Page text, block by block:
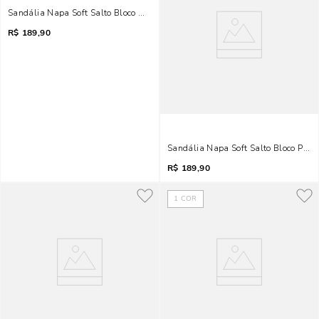
Sandália Napa Soft Salto Bloco Marrom Metal
R$ 189,90
Sandália Napa Soft Salto Bloco
R$ 189,90
1 COR